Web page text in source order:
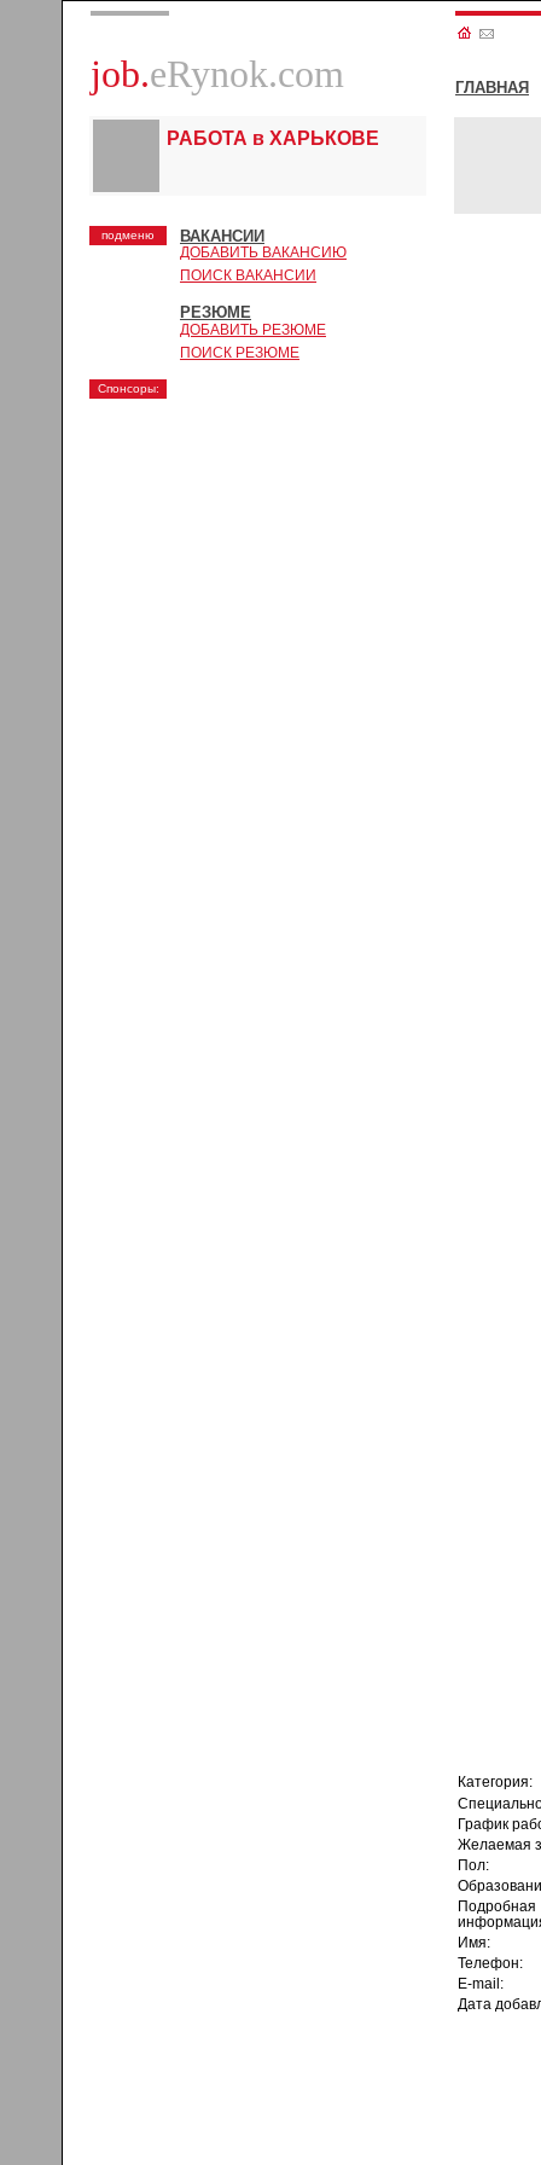
job.eRynok.com ГЛАВНАЯ
РАБОТА в ХАРЬКОВЕ
подменю ВАКАНСИИ
ДОБАВИТЬ ВАКАНСИЮ
ПОИСК ВАКАНСИИ
РЕЗЮМЕ
ДОБАВИТЬ РЕЗЮМЕ
ПОИСК РЕЗЮМЕ
Спонсоры:
Категория:
График
Желаемая
Пол:
Подробная
Имя:
Телефон:
E-mail:
Дата